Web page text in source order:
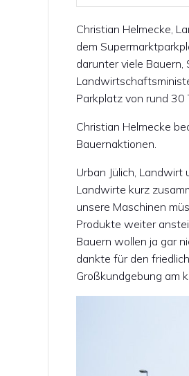
Christian Helmecke,
dem
darunter viele
Parkplatz von rund 30
Christian Helmecke
Bauernaktionen.
Urban Jülich, Landwirt
Landwirte kurz
unsere Maschinen
Produkte weiter
Bauern wollen ja gar
dankte für den
Großkundgebung am